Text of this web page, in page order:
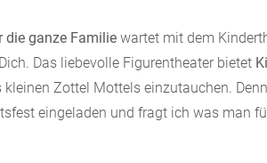
die ganze Familie wartet mit dem
Das liebevolle Figurentheater bietet
Zottel Mottels einzutauchen.
eingeladen und fragt ich was man